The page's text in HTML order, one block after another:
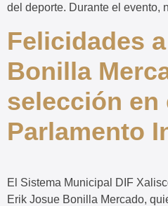
del deporte. Durante el evento,
Felicidades
Bonilla
selección en
Parlamento
El Sistema Municipal DIF
Erik Josue Bonilla Mercado,